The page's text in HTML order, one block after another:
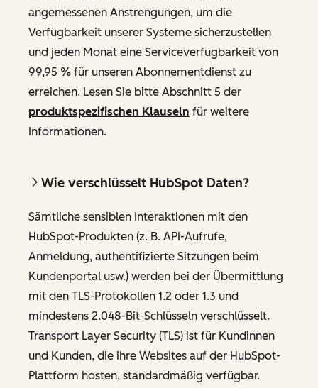
angemessenen Anstrengungen, um die
Verfügbarkeit unserer Systeme sicherzustellen
und jeden Monat eine Serviceverfügbarkeit von
99,95 % für unseren Abonnementdienst zu
erreichen. Lesen Sie bitte Abschnitt 5 der
produktspezifischen Klauseln für weitere
Informationen.
Wie verschlüsselt HubSpot Daten?
Sämtliche sensiblen Interaktionen mit den
HubSpot-Produkten (z. B. API-Aufrufe,
Anmeldung, authentifizierte Sitzungen beim
Kundenportal usw.) werden bei der Übermittlung
mit den TLS-Protokollen 1.2 oder 1.3 und
mindestens 2.048-Bit-Schlüsseln verschlüsselt.
Transport Layer Security (TLS) ist für Kundinnen
und Kunden, die ihre Websites auf der HubSpot-
Plattform hosten, standardmäßig verfügbar.